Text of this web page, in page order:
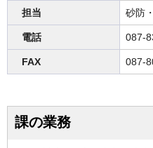
担当 砂防
電話 087-
FAX 087-
課の業務